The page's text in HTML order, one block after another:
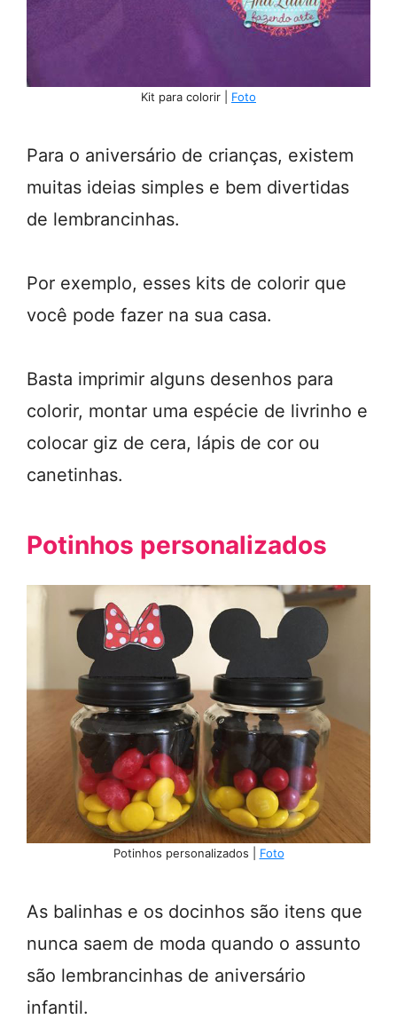
Kit para colorir | Foto
Para o aniversário de crianças, existem
muitas ideias simples e bem divertidas
de lembrancinhas.
Por exemplo, esses kits de colorir que
você pode fazer na sua casa.
Basta imprimir alguns desenhos para
colorir, montar uma espécie de livrinho e
colocar giz de cera, lápis de cor ou
canetinhas.
Potinhos personalizados
Potinhos personalizados | Foto
As balinhas e os docinhos são itens que
nunca saem de moda quando o assunto
são lembrancinhas de aniversário
infantil.